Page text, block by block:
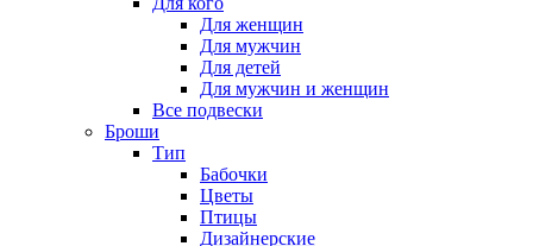
Для женщин
Для мужчин
Для детей
Для мужчин и женщин
Все подвески
Броши
Тип
Бабочки
Цветы
Птицы
Дизайнерские